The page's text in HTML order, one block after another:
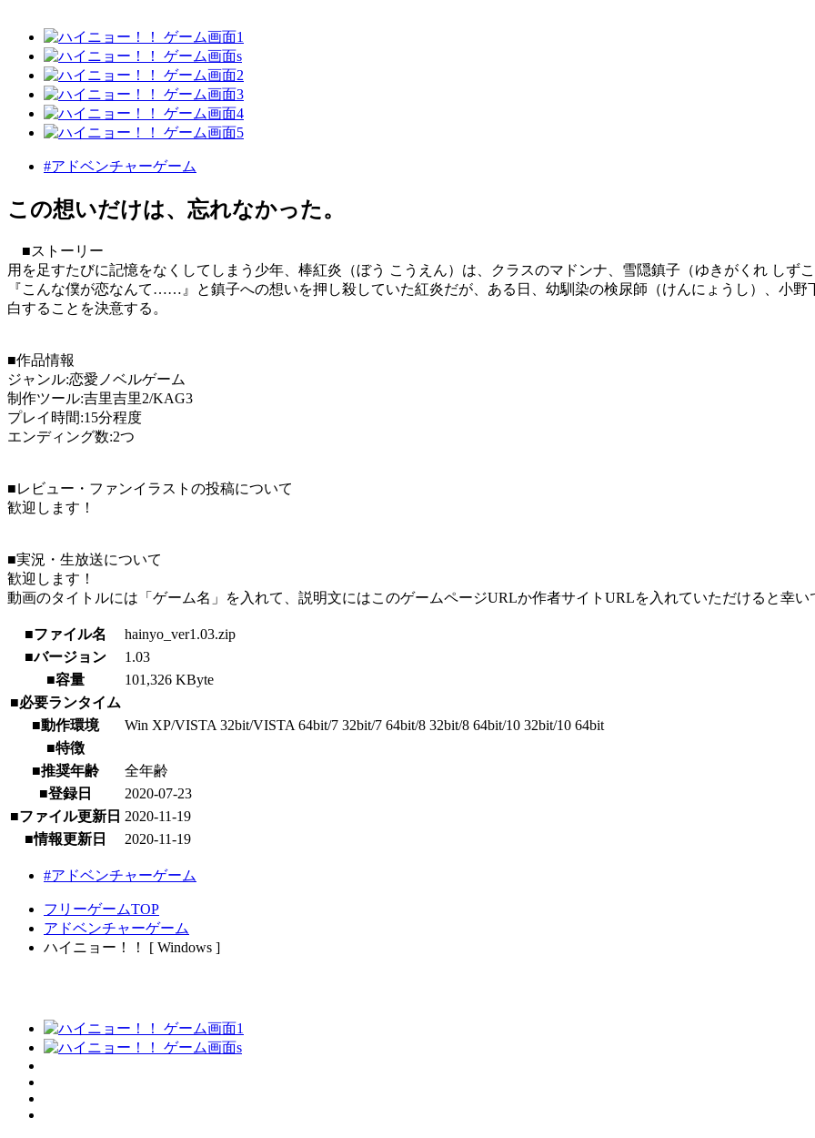
#アドベンチャーゲーム
この想いだけは、忘れなかった。
■ストーリー
用を足すたびに記憶をなくしてしまう少年、棒紅炎（ぼう こうえん）は、クラスのマドンナ、雪隠鎮子（ゆきがくれ しず
『こんな僕が恋なんて……』と鎮子への想いを押し殺していた紅炎だが、ある日、幼馴染の検尿師（けんにょうし）、小
白することを決意する。
■作品情報
ジャンル:恋愛ノベルゲーム
制作ツール:吉里吉里2/KAG3
プレイ時間:15分程度
エンディング数:2つ
■レビュー・ファンイラストの投稿について
歓迎します！
■実況・生放送について
歓迎します！
動画のタイトルには「ゲーム名」を入れて、説明文にはこのゲームページURLか作者サイトURLを入れていただけると幸い
■ファイル名
hainyo_ver1.03.zip
■バージョン
1.03
■容量
101,326 KByte
■必要ランタイム
■動作環境
Win XP/VISTA 32bit/VISTA 64bit/7 32bit/7 64bit/8 32bit/8 64bit/10 32bit/10 64bit
■特徴
■推奨年齢
全年齢
■登録日
2020-07-23
■ファイル更新日 2020-11-19
■情報更新日
2020-11-19
#アドベンチャーゲーム
フリーゲームTOP
アドベンチャーゲーム
ハイニョー！！ [ Windows ]